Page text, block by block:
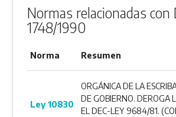
Normas relacionadas con
1748/1990
Norma Resumen
Ley 10830
ORGÁNICA DE LA
DE GOBIERNO. DEROGA
EL DEC-LEY 9684/81.